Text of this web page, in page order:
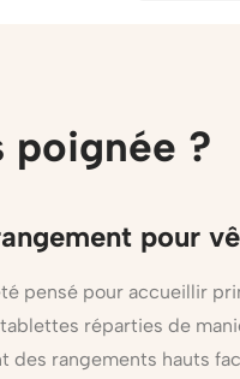
poignée ?
pour
pensé pour accueillir
réparties de
des rangements hauts